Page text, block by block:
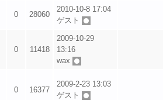
0 28060
2010-10-8 17:04
ゲスト
0 11418
2009-10-29
13:16
wax
0 16377
2009-2-23 13:03
ゲスト